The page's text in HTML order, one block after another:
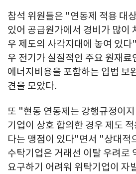
참석 위원들은 "연동제 적용 대
있어 공급원가에서 경비가 많이
우 제도의 사각지대에 놓여 있
우 전기가 실질적인 주요 원재료
에너지비용을 포함하는 입법 보
견을 모았다.
또 "현동 연동제는 강행규정이
기업이 상호 합의한 경우 제도
다는 맹점이 있다"면서 "상대적
수탁기업은 거래선 이탈 우려로
요구하기 어려워 위탁기업이 자